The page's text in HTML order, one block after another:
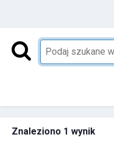
Znaleziono 1 wynik